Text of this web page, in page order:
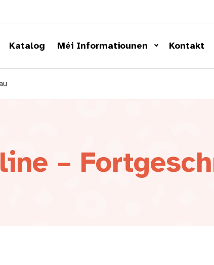
Katalog Méi Informatiounen Kontakt
–